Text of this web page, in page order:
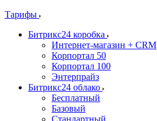
Тарифы
Битрикс24 коробка
Интернет-магазин + CRM
Корпортал 50
Корпортал 100
Энтерпрайз
Битрикс24 облако
Бесплатный
Базовый
Стандартный